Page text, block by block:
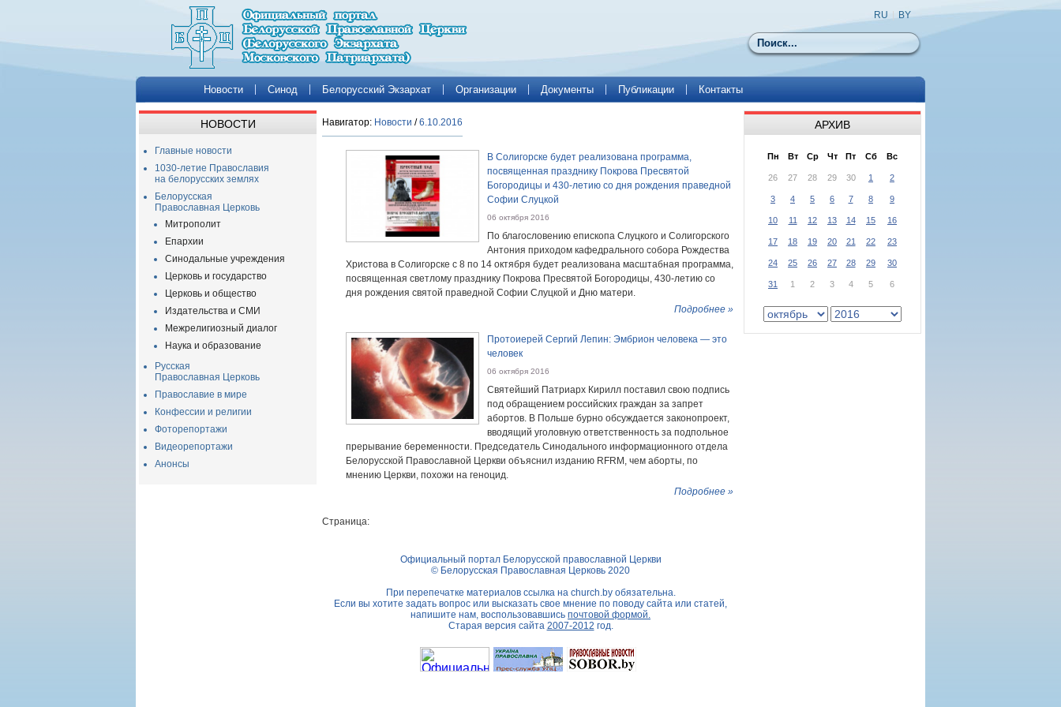
Поиск
RU BY
Новости Синод Белорусский Экзархат Организации Документы Публикации Контакты
НОВОСТИ
Главные новости
1030-летие Православия
на белорусских землях
Белорусская
Православная Церковь
Митрополит
Епархии
Синодальные учреждения
Церковь и государство
Церковь и общество
Издательства и СМИ
Межрелигиозный диалог
Наука и образование
Русская
Православная Церковь
Православие в мире
Конфессии и религии
Фоторепортажи
Видеорепортажи
Анонсы
Навигатор: Новости /6.10.2016
В Солигорске будет реализована программа,
посвященная празднику Покрова Пресвятой
Богородицы и 430-летию со дня рождения праведной
Софии Слуцкой
06 октября 2016
По благословению епископа Слуцкого и Солигорского
Антония приходом кафедрального собора Рождества
Христова в Солигорске с 8 по 14 октября будет реализована масштабная программа,
посвященная светлому празднику Покрова Пресвятой Богородицы, 430-летию со
дня рождения святой праведной Софии Слуцкой и Дню матери.
Подробнее »
Протоиерей Сергий Лепин: Эмбрион человека — это
человек
06 октября 2016
Святейший Патриарх Кирилл поставил свою подпись
под обращением российских граждан за запрет
абортов. В Польше бурно обсуждается законопроект,
вводящий уголовную ответственность за подпольное
прерывание беременности. Председатель Синодального информационного отдела
Белорусской Православной Церкви объяснил изданию RFRM, чем аборты, по
мнению Церкви, похожи на геноцид.
Подробнее »
Страница:
АРХИВ
Пн Вт Ср Чт Пт Сб Вс
26 27 28 29 30 1 2
3 4 5 6 7 8 9
10 11 12 13 14 15 16
17 18 19 20 21 22 23
24 25 26 27 28 29 30
31 1 2 3 4 5 6
Официальный портал Белорусской православной Церкви
© Белорусская Православная Церковь 2020
При перепечатке материалов ссылка на church.byобязательна.
Если вы хотите задать вопрос или высказать свое мнение по поводу сайта или статей,
напишите нам, воспользовавшись почтовой формой.
Старая версия сайта 2007-2012 год.